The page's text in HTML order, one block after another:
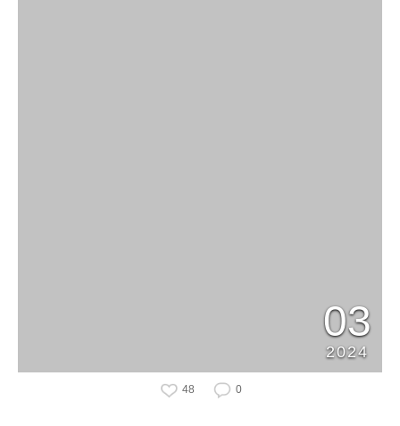
03
2024
48 0